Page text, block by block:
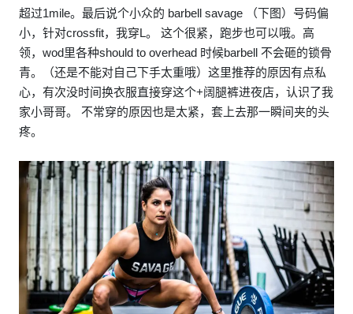
超过1mile。最后说个小众的 barbell savage （下图）号码偏
小，针对crossfit，我穿L。 这个很紧，跑步也可以哦。高
领，wod里各种should to overhead 时候barbell 不会砸的锁骨
青。（还是不能对自己下手太重哦）这里推荐的原因有点私
心，有次没时间换衣服直接穿这个+阔腿裤进夜店，认识了我
家小哥哥。 不常穿的原因也是太紧，套上去那一瞬间夹的头
疼。